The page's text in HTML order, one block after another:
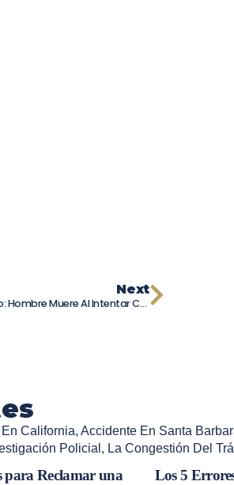
Next
Accidente En Modesto: Hombre Muere Al Intentar Cruzar La Autopista 99
California, Accidente En Santa
Policial , La Congestión Del
para Reclamar una
Los 5